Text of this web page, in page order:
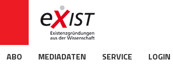
ABO MEDIADATEN SERVICE LOGIN